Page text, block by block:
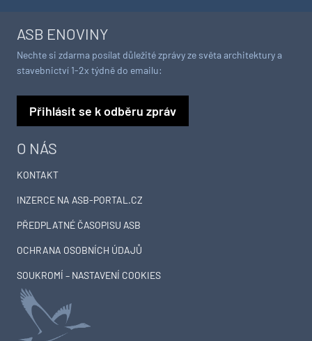
O NÁS
KONTAKT
INZERCE NA ASB-PORTAL.CZ
PŘEDPLATNÉ ČASOPISU ASB
OCHRANA OSOBNÍCH ÚDAJŮ
SOUKROMÍ – NASTAVENÍ COOKIES
ASB ENOVINY
Nechte si zdarma posílat důležité zprávy ze světa architektury a
stavebnictví 1-2x týdně do emailu:
Přihlásit se k odběru zpráv